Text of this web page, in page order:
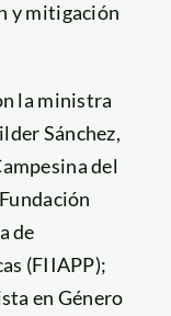
y mitigación
la ministra
Sánchez,
del
de
(FIIAPP);
en Género